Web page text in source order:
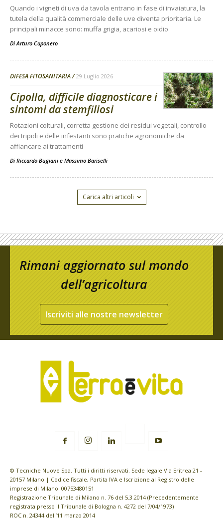
Quando i vigneti di uva da tavola entrano in fase di invaiatura, la
tutela della qualità commerciale delle uve diventa prioritaria. Le
principali minacce sono: muffa grigia, acariosi e oidio
DiArturo Caponero
DIFESA FITOSANITARIA 29 Luglio 2026
Cipolla, difficile diagnosticare i
sintomi da stemfiliosi
Rotazioni colturali, corretta gestione dei residui vegetali, controllo
dei tripidi e delle infestanti sono pratiche agronomiche da
affiancare ai trattamenti
Di Riccardo Bugiani e Massimo Bariselli
Carica altri articoli
Rimani aggiornato sul mondo
dell’agricoltura
Iscriviti alle nostre newsletter
© Tecniche Nuove Spa. Tutti i diritti riservati. Sede legale Via Eritrea 21 -
20157 Milano | Codice fiscale, Partita IVA e Iscrizione al Registro delle
imprese di Milano: 00753480151
Registrazione Tribunale di Milano n. 76 del 5.3.2014 (Precedentemente
registrata presso il Tribunale di Bologna n. 4272 del 7/04/1973)
ROC n. 24344 dell’11 marzo 2014